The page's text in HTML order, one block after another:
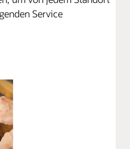
Service